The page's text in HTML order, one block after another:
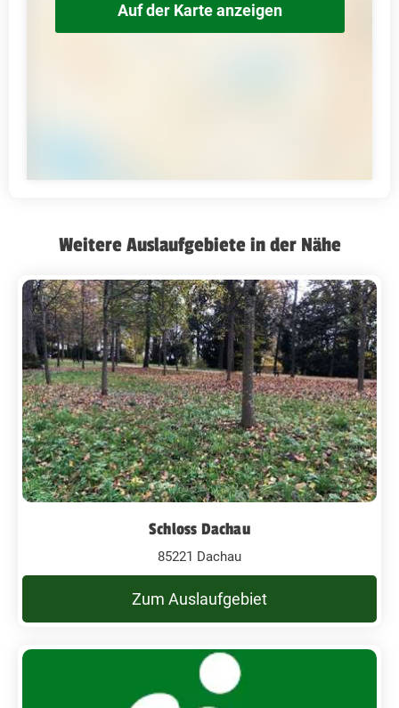
Auf der Karte anzeigen
Weitere Auslaufgebiete in der Nähe
Schloss Dachau
85221 Dachau
Zum Auslaufgebiet